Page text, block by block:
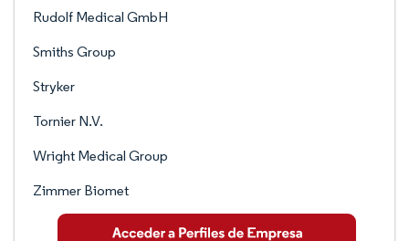
Rudolf Medical GmbH
Smiths Group
Stryker
Tornier N.V.
Wright Medical Group
Zimmer Biomet